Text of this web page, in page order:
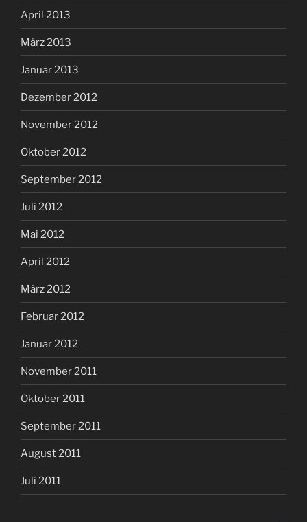
April 2013
März 2013
Januar 2013
Dezember 2012
November 2012
Oktober 2012
September 2012
Juli 2012
Mai 2012
April 2012
März 2012
Februar 2012
Januar 2012
November 2011
Oktober 2011
September 2011
August 2011
Juli 2011